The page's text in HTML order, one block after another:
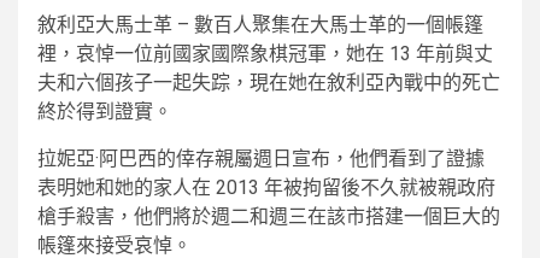
敘利亞大馬士革 – 數百人聚集在大馬士革的一個帳篷
裡，哀悼一位前國家國際象棋冠軍，她在 13 年前與丈
夫和六個孩子一起失踪，現在她在敘利亞內戰中的死亡
終於得到證實。
拉妮亞·阿巴西的倖存親屬週日宣布，他們看到了證據
表明她和她的家人在 2013 年被拘留後不久就被親政府
槍手殺害，他們將於週二和週三在該市搭建一個巨大的
帳篷來接受哀悼。